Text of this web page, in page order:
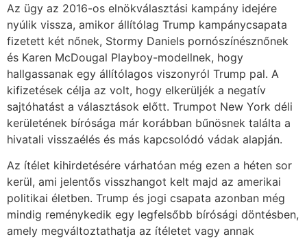
Az ügy az 2016-os elnökválasztási kampány idejére
nyúlik vissza, amikor állítólag Trump kampánycsapata
fizetett két nőnek, Stormy Daniels pornószínésznőnek
és Karen McDougal Playboy-modellnek, hogy
hallgassanak egy állítólagos viszonyról Trump pal. A
kifizetések célja az volt, hogy elkerüljék a negatív
sajtóhatást a választások előtt. Trumpot New York déli
kerületének bírósága már korábban bűnösnek találta a
hivatali visszaélés és más kapcsolódó vádak alapján.
Az ítélet kihirdetésére várhatóan még ezen a héten sor
kerül, ami jelentős visszhangot kelt majd az amerikai
politikai életben. Trump és jogi csapata azonban még
mindig reménykedik egy legfelsőbb bírósági döntésben,
amely megváltoztathatja az ítéletet vagy annak